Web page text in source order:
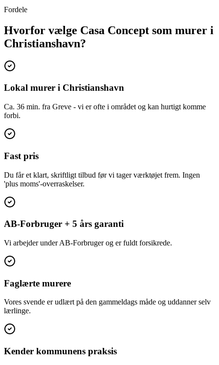
Fordele
Hvorfor vælge Casa Concept som murer i
Christianshavn?
Lokal murer i Christianshavn
Ca. 36 min. fra Greve - vi er ofte i området og kan hurtigt komme
forbi.
Fast pris
Du får et klart, skriftligt tilbud før vi tager værktøjet frem. Ingen
'plus moms'-overraskelser.
AB-Forbruger + 5 års garanti
Vi arbejder under AB-Forbruger og er fuldt forsikrede.
Faglærte murere
Vores svende er udlært på den gammeldags måde og uddanner selv
lærlinge.
Kender kommunens praksis